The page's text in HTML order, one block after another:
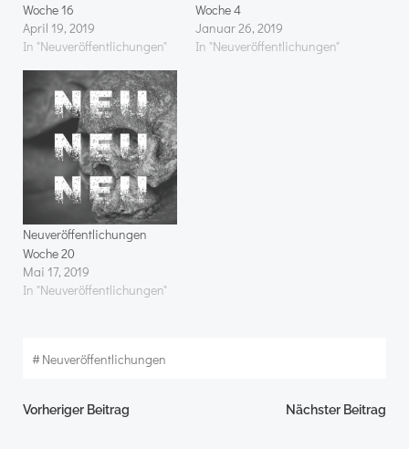
Woche 16
April 19, 2019
In "Neuveröffentlichungen"
Woche 4
Januar 26, 2019
In "Neuveröffentlichungen"
Neuveröffentlichungen
Woche 20
Mai 17, 2019
In "Neuveröffentlichungen"
#Neuveröffentlichungen
Beitragsnavigation
Vorheriger Beitrag Nächster Beitrag